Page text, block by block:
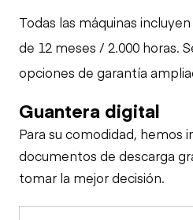
Todas las máquinas
de 12 meses / 2.000 horas.
opciones de garantía
Guantera digital
Para su comodidad, hemos
documentos de descarga
tomar la mejor decisión.